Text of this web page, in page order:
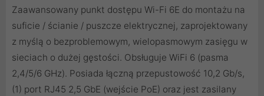
Zaawansowany punkt dostępu Wi-Fi 6E do montażu na
suficie / ścianie / puszcze elektrycznej, zaprojektowany
z myślą o bezproblemowym, wielopasmowym zasięgu w
sieciach o dużej gęstości. Obsługuje WiFi 6 (pasma
2,4/5/6 GHz). Posiada łączną przepustowość 10,2 Gb/s,
(1) port RJ45 2,5 GbE (wejście PoE) oraz jest zasilany